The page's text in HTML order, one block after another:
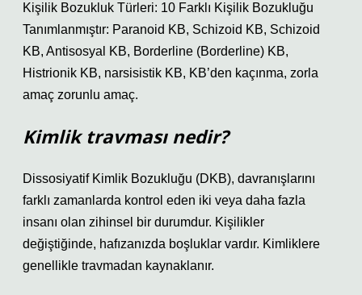
Kişilik Bozukluk Türleri: 10 Farklı Kişilik Bozukluğu
Tanımlanmıştır: Paranoid KB, Schizoid KB, Schizoid
KB, Antisosyal KB, Borderline (Borderline) KB,
Histrionik KB, narsisistik KB, KB’den kaçınma, zorla
amaç zorunlu amaç.
Kimlik travması nedir?
Dissosiyatif Kimlik Bozukluğu (DKB), davranışlarını
farklı zamanlarda kontrol eden iki veya daha fazla
insanı olan zihinsel bir durumdur. Kişilikler
değiştiğinde, hafızanızda boşluklar vardır. Kimliklere
genellikle travmadan kaynaklanır.